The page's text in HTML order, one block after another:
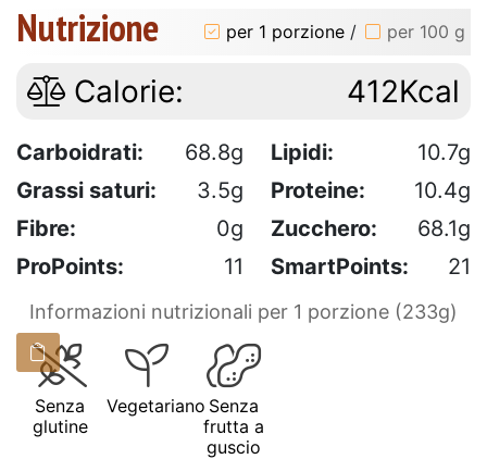
Nutrizione per 1 porzione / per 100 g
Calorie: 412Kcal
Carboidrati: 68.8g Lipidi:
10.7g
Grassi saturi:
3.5g Proteine:
10.4g
Fibre:
0g Zucchero:
68.1g
ProPoints:
11 SmartPoints: 21
Informazioni nutrizionali per 1 porzione (233g)
Senza
glutine
Vegetariano Senza
frutta a
guscio